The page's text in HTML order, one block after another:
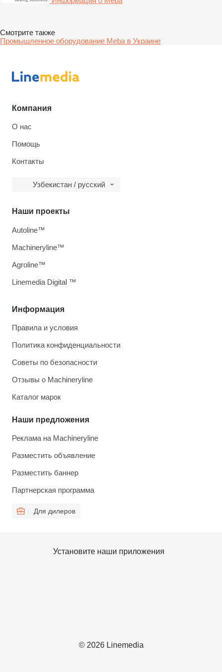
Смотрите также
Промышленное оборудование Meba в Украине
Компания
О нас
Помощь
Контакты
Узбекистан / русский
Информация
Правила и условия
Политика конфиденциальности
Советы по безопасности
Отзывы о Machineryline
Каталог марок
Наши предложения
Реклама на Machineryline
Разместить объявление
Разместить баннер
Партнерская программа
Для дилеров
Наши проекты
Autoline™
Machineryline™
Agroline™
Linemedia Digital ™
© 2026 Linemedia
Установите наши приложения